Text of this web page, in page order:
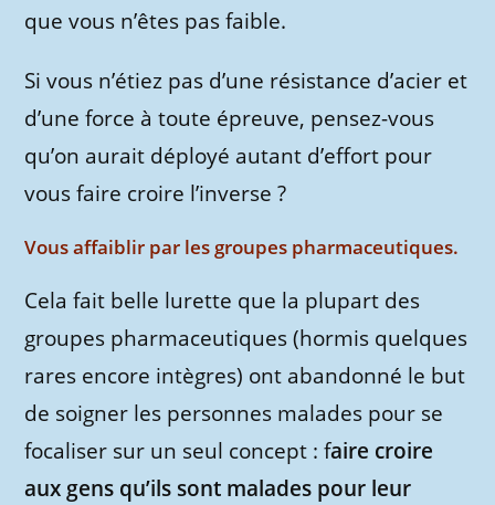
que vous n’êtes pas faible.
Si vous n’étiez pas d’une résistance d’acier et
d’une force à toute épreuve, pensez-vous
qu’on aurait déployé autant d’effort pour
vous faire croire l’inverse ?
Vous affaiblir par les groupes pharmaceutiques.
Cela fait belle lurette que la plupart des
groupes pharmaceutiques (hormis quelques
rares encore intègres) ont abandonné le but
de soigner les personnes malades pour se
focaliser sur un seul concept : faire croire
aux gens qu’ils sont malades pour leur